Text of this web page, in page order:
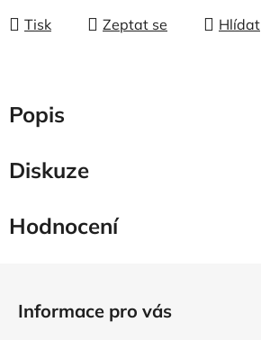
Tisk Zeptat se Hlídat
Popis
Diskuze
Hodnocení
Informace pro vás